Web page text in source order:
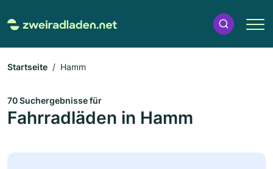
Startseite Hamm
70 Suchergebnisse für
Fahrradläden in Hamm